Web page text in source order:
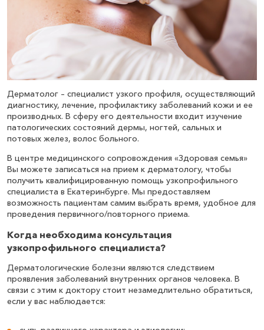
Дерматолог – специалист узкого профиля, осуществляющий
диагностику, лечение, профилактику заболеваний кожи и ее
производных. В сферу его деятельности входит изучение
патологических состояний дермы, ногтей, сальных и
потовых желез, волос больного.
В центре медицинского сопровождения «Здоровая семья»
Вы можете записаться на прием к дерматологу, чтобы
получить квалифицированную помощь узкопрофильного
специалиста в Екатеринбурге. Мы предоставляем
возможность пациентам самим выбрать время, удобное для
проведения первичного/повторного приема.
Когда необходима консультация
узкопрофильного специалиста?
Дерматологические болезни являются следствием
проявления заболеваний внутренних органов человека. В
связи с этим к доктору стоит незамедлительно обратиться,
если у вас наблюдается: